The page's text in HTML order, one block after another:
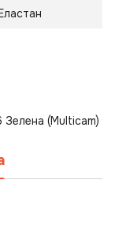
Зелена (Multicam)